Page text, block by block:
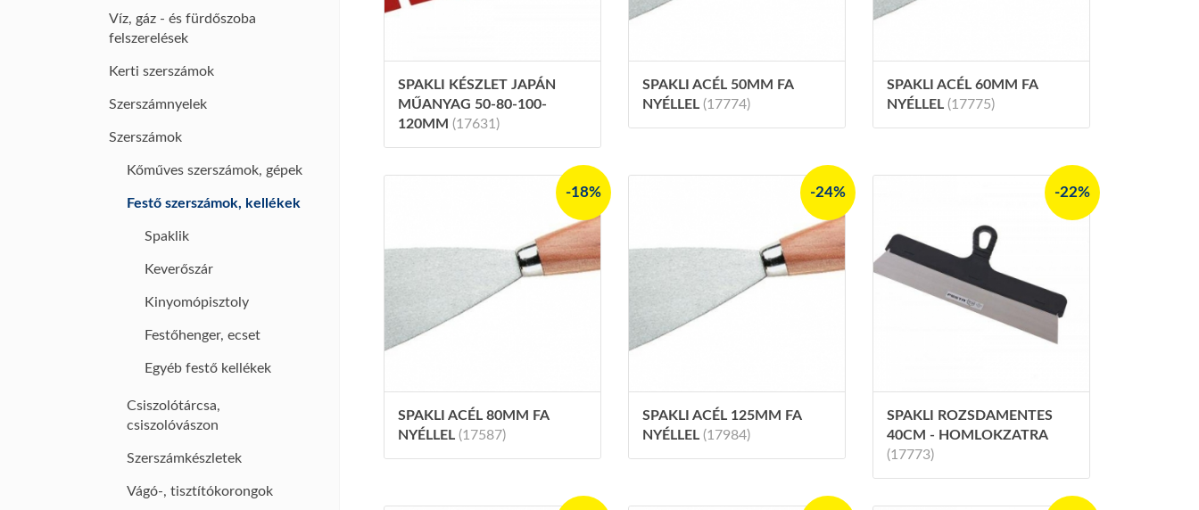
Víz, gáz - és fürdőszoba
felszerelések
Kerti szerszámok
Szerszámnyelek
Szerszámok
Kőműves szerszámok, gépek
Festő szerszámok, kellékek
Spaklik
Keverőszár
Kinyomópisztoly
Festőhenger, ecset
Egyéb festő kellékek
Csiszolótárcsa,
csiszolóvászon
Szerszámkészletek
Vágó-, tisztítókorongok
SPAKLI KÉSZLET JAPÁN
MŰANYAG 50-80-100-
120MM (17631)
SPAKLI ACÉL 50MM FA
NYÉLLEL (17774)
SPAKLI ACÉL 60MM FA
NYÉLLEL (17775)
-18%
SPAKLI ACÉL 80MM FA
NYÉLLEL (17587)
-24%
SPAKLI ACÉL 125MM FA
NYÉLLEL (17984)
-22%
SPAKLI ROZSDAMENTES
40CM - HOMLOKZATRA
(17773)